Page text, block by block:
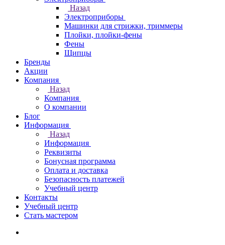
Назад
Электроприборы
Машинки для стрижки, триммеры
Плойки, плойки-фены
Фены
Щипцы
Бренды
Акции
Компания
Назад
Компания
О компании
Блог
Информация
Назад
Информация
Реквизиты
Бонусная программа
Оплата и доставка
Безопасность платежей
Учебный центр
Контакты
Учебный центр
Стать мастером